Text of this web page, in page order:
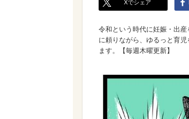
Xでシェア
令和という時代に妊娠・出
に頼りながら、ゆるっと育
ます。【毎週木曜更新】